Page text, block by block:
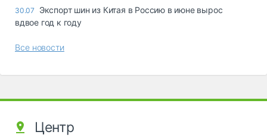
30.07
Экспорт шин из Китая в Россию в июне вырос
вдвое год к году
Все новости
Центр